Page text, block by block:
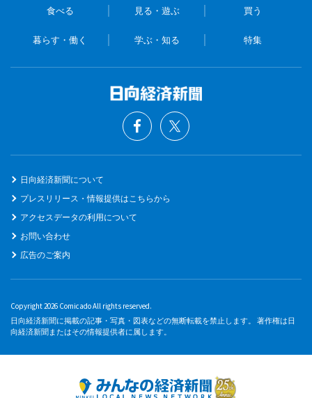
食べる 見る・遊ぶ 買う
暮らす・働く 学ぶ・知る 特集
日向経済新聞について
プレスリリース・情報提供はこちらから
アクセスデータの利用について
お問い合わせ
広告のご案内
Copyright 2026 Comicado All rights reserved.
日向経済新聞に掲載の記事・写真・図表などの無断転載を禁止します。 著作権は日
向経済新聞またはその情報提供者に属します。